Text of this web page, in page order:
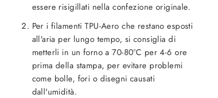
essere risigillati nella confezione originale.
Per i filamenti TPU-Aero che restano esposti
all'aria per lungo tempo, si consiglia di
metterli in un forno a 70-80°C per 4-6 ore
prima della stampa, per evitare problemi
come bolle, fori o disegni causati
dall'umidità.